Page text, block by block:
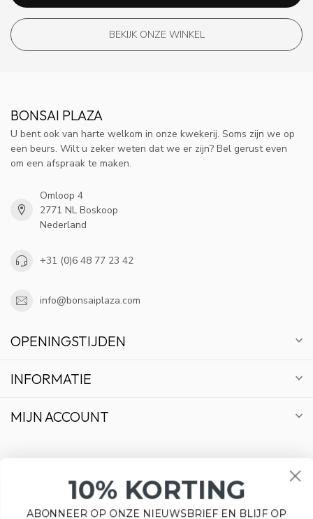
BEKIJK ONZE WINKEL
BONSAI PLAZA
U bent ook van harte welkom in onze kwekerij. Soms zijn we op
een beurs. Wilt u zeker weten dat we er zijn? Bel gerust even
om een afspraak te maken.
Omloop 4
2771 NL Boskoop
Nederland
+31 (0)6 48 77 23 42
info@bonsaiplaza.com
OPENINGSTIJDEN
INFORMATIE
MIJN ACCOUNT
10% KORTING
ABONNEER OP ONZE NIEUWSBRIEF EN BLIJF OP